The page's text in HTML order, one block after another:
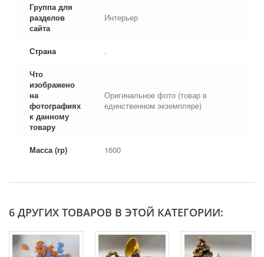
Группа для
разделов
сайта
Интерьер
Страна .
Что
изображено
на
фотографиях
к данному
товару
Оригинальное фото (товар в
единственном экземпляре)
Масса (гр) 1600
6 ДРУГИХ ТОВАРОВ В ЭТОЙ КАТЕГОРИИ: